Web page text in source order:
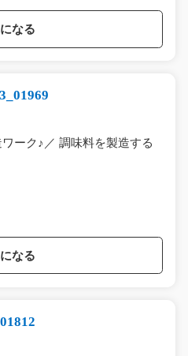
なる
ーク♪／ 調味料を製造する
なる